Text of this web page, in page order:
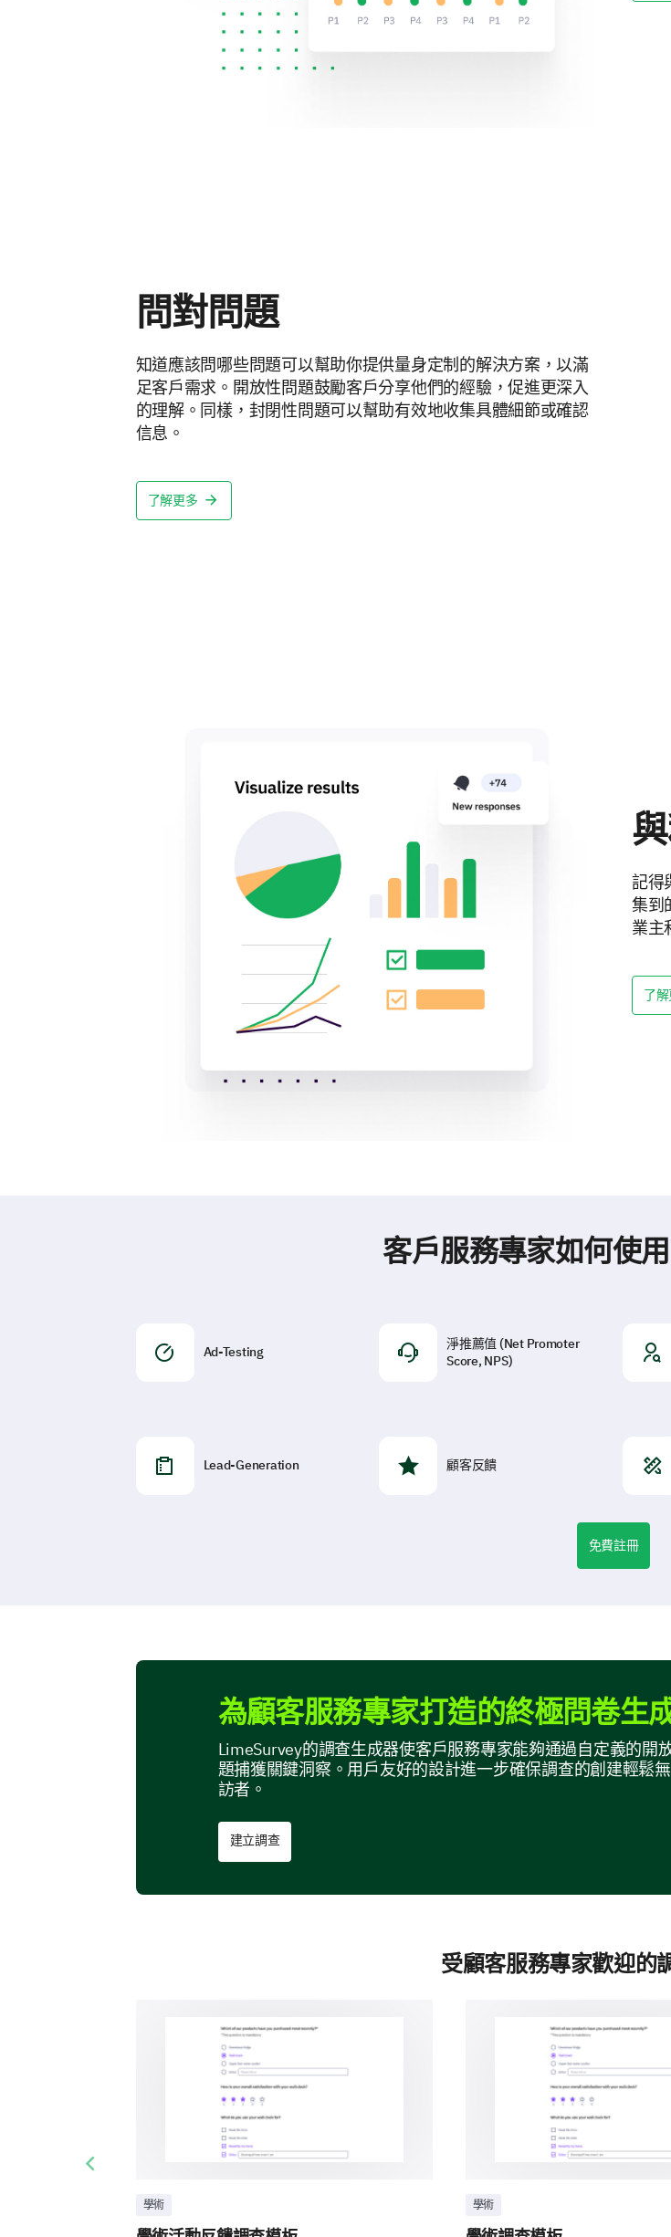
問對問題
知道應該問哪些問題可以幫助你提供量身定制的解決方案，以滿
足客戶需求。開放性問題鼓勵客戶分享他們的經驗，促進更深入
的理解。同樣，封閉性問題可以幫助有效地收集具體細節或確認
信息。
了解更多
記得
集到
業主
了
客戶服務專家如何使
Ad-Testing
淨推薦值 (Net Promoter
Score, NPS)
Lead-Generation 顧客反饋
免費註冊
為顧客服務專家打造的終極問卷生
LimeSurvey的調查生成器使客戶服務專家能夠通過自定義的開
題捕獲關鍵洞察。用戶友好的設計進一步確保調查的創建輕鬆
訪者。
建立調查
受顧客服務專家歡迎的
學術 學術
Previous slide